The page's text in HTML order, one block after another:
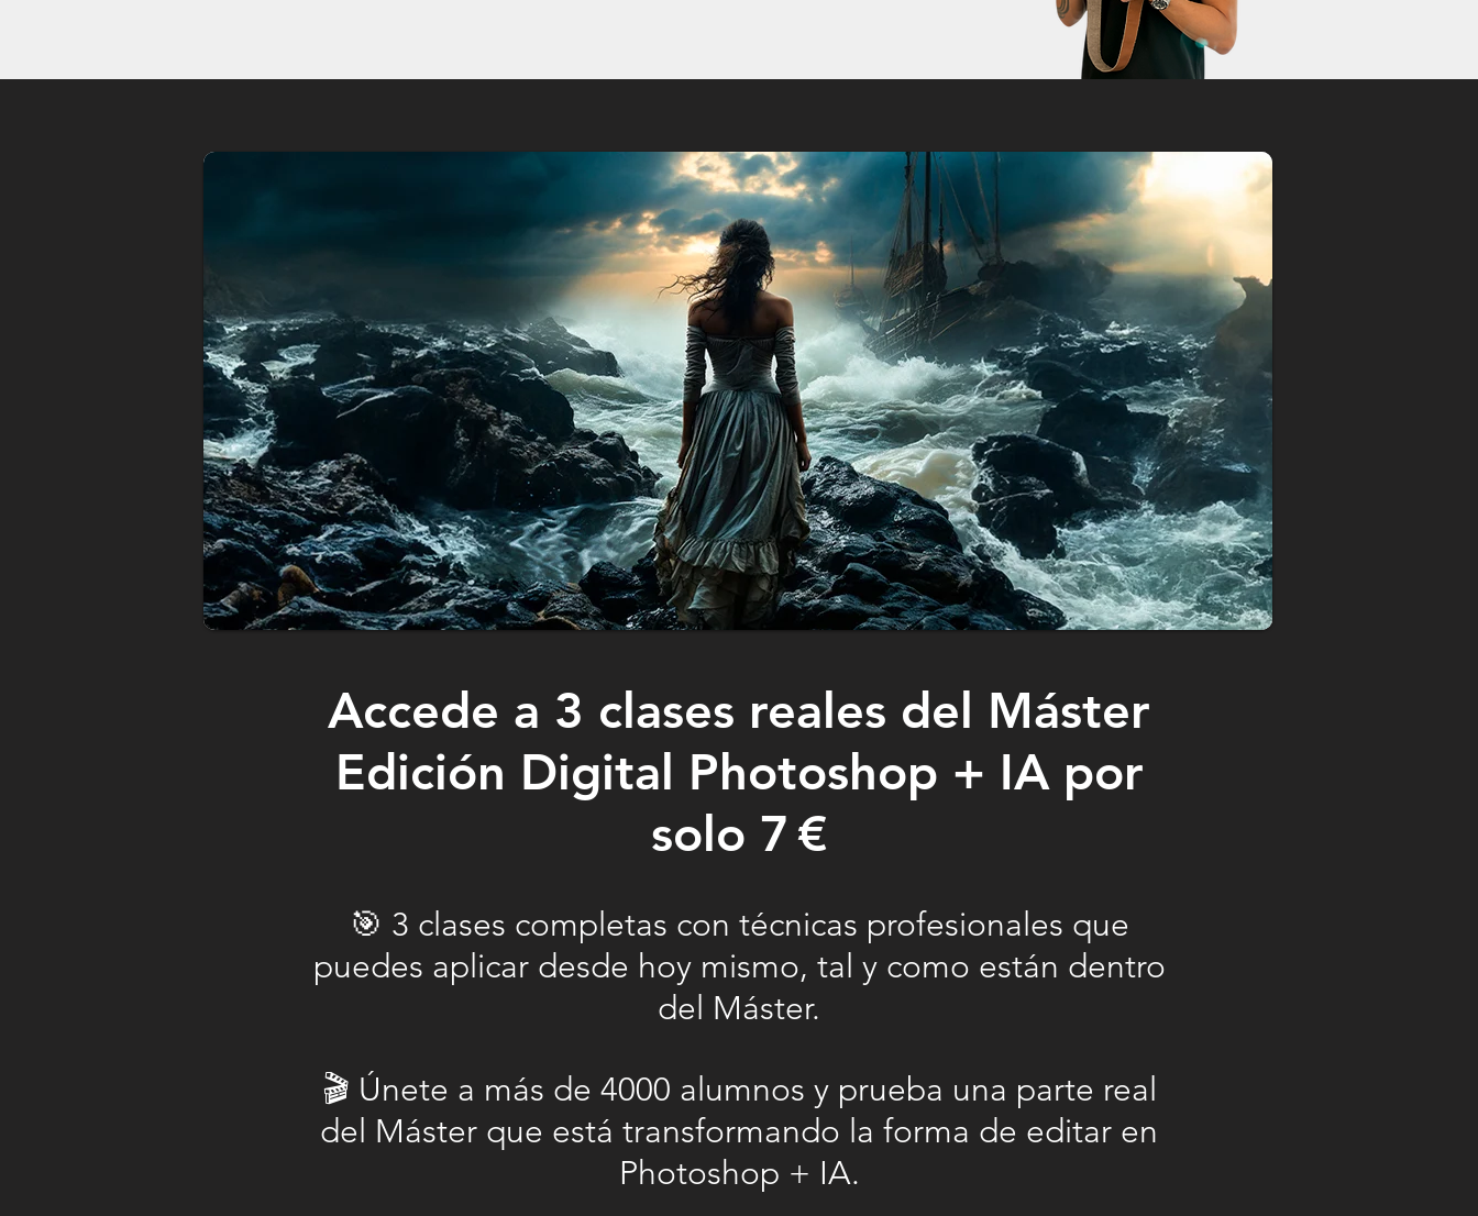
Accede a 3 clases reales del Máster
Edición Digital Photoshop + IA por
solo 7 €
🎯 3 clases completas con técnicas profesionales que
puedes aplicar desde hoy mismo, tal y como están dentro
del Máster.
🎬 Únete a más de 4000 alumnos y prueba una parte real
del Máster que está transformando la forma de editar en
Photoshop + IA.